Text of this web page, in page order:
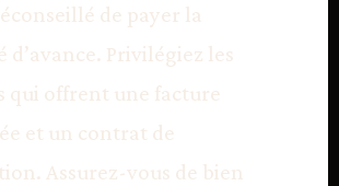
de payer la
d’avance. Privilégiez les
qui offrent une facture
et un contrat de
Assurez-vous de bien